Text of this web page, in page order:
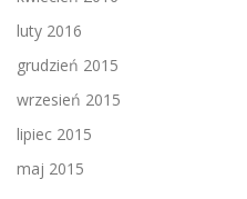
luty 2016
grudzień 2015
wrzesień 2015
lipiec 2015
maj 2015